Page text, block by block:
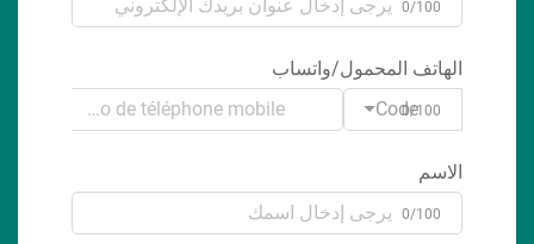
0/100
الهاتف المحمول/واتساب
Code0/100
الاسم
0/100